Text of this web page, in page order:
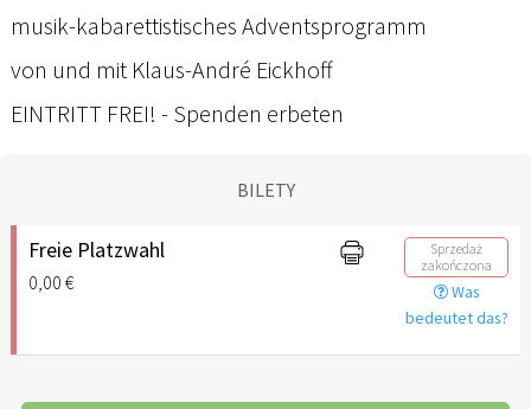
musik-kabarettistisches Adventsprogramm
von und mit Klaus-André Eickhoff
EINTRITT FREI! - Spenden erbeten
BILETY
Freie Platzwahl
0,00 €
Sprzedaż
zakończona
Was
bedeutet das?